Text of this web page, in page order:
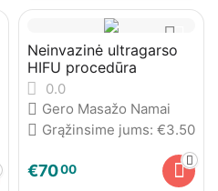
Neinvazinė ultragarso
HIFU procedūra
0.0
Gero Masažo Namai
Grąžinsime jums: €3.50
€7000